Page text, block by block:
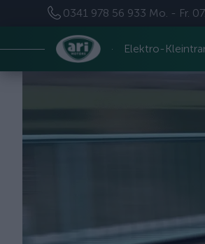
0341 978 56 933 Mo. - Fr.
Elektro-